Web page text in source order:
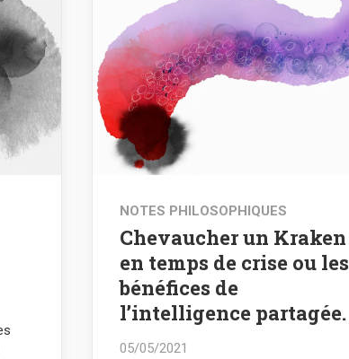
NOTES PHILOSOPHIQUES
Chevaucher un Kraken
en temps de crise ou les
bénéfices de
l’intelligence partagée.
05/05/2021